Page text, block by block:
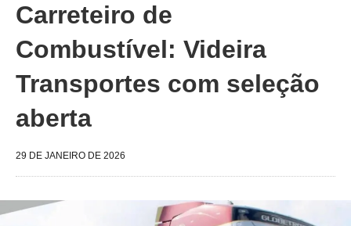
Carreteiro de
Combustível: Videira
Transportes com seleção
aberta
29 DE JANEIRO DE 2026